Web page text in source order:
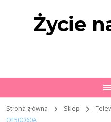
Życie
Strona główna Sklep
QE50Q60A